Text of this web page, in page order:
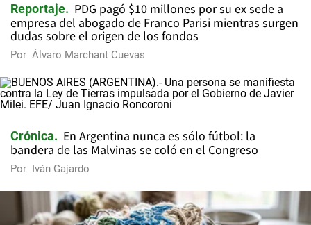
Reportaje
PDG pagó $10 millones por su ex sede a
empresa del abogado de Franco Parisi mientras surgen
dudas sobre el origen de los fondos
Por Álvaro Marchant Cuevas
Crónica
En Argentina nunca es sólo fútbol: la
bandera de las Malvinas se coló en el Congreso
Por Iván Gajardo